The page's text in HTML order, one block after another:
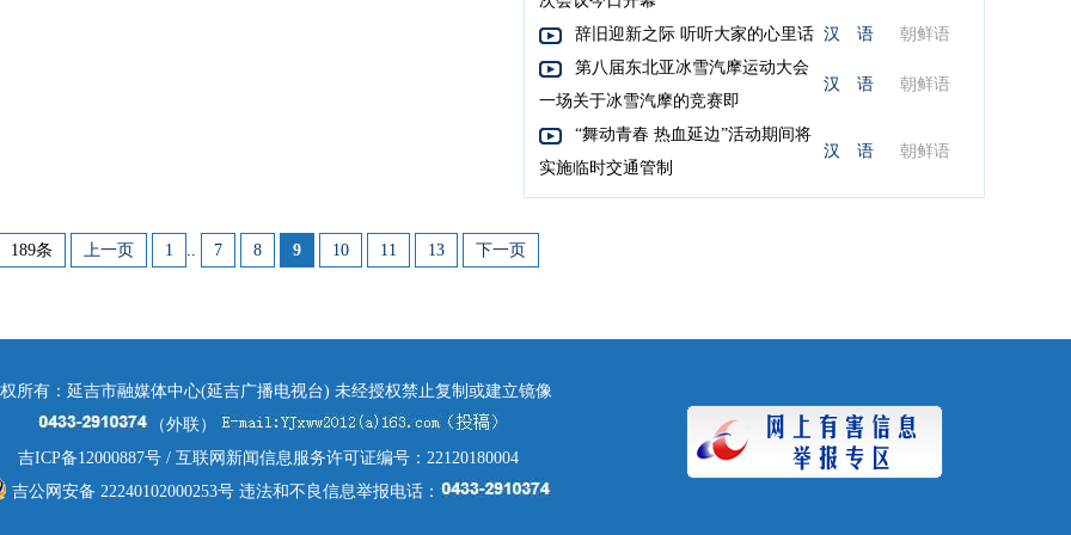
辞旧迎新之际 听听大家的心里话 汉 语
朝鲜语
第八届东北亚冰雪汽摩运动大会
一场关于冰雪汽摩的竞赛即
汉 语 朝鲜语
“舞动青春 热血延边”活动期间将
实施临时交通管制
汉 语 朝鲜语
189条 上一页 1 .. 7 8 9 10 11 13 下一页
所有：延吉市融媒体中心(延吉广播电视台) 未经授权禁止复制或建立镜像
（外联）
吉ICP备12000887号/ 互联网新闻信息服务许可证编号：22120180004
吉公网安备 22240102000253号 违法和不良信息举报电话：